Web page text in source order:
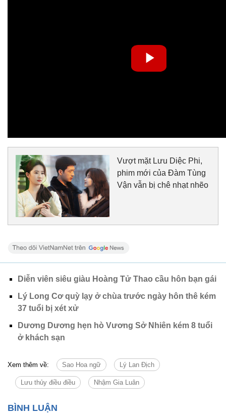
Vượt mặt Lưu Diệc Phi,
phim mới của Đàm Tùng
Vận vẫn bị chê nhạt nhẽo
Diễn viên siêu giàu Hoàng Tử Thao cầu hôn bạn gái
Lý Long Cơ quỳ lạy ở chùa trước ngày hôn thê kém
37 tuổi bị xét xử
Dương Dương hẹn hò Vương Sở Nhiên kém 8 tuổi
ở khách sạn
Xem thêm về: Sao Hoa ngữ Lý Lan Địch
Lưu thủy điều điều Nhậm Gia Luân